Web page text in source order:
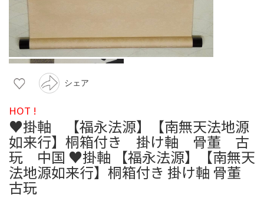
シェア
HOT !
♥掛軸 【福永法源】【南無天法地源
如来行】桐箱付き 掛け軸 骨董 古
玩 中国 ♥掛軸 【福永法源】【南無天
法地源如来行】桐箱付き 掛け軸 骨董
古玩